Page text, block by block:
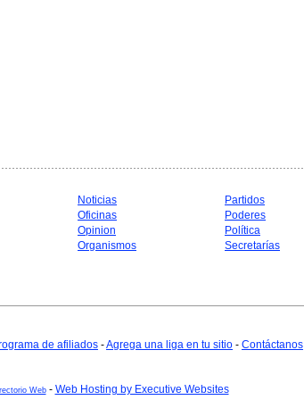
Noticias
Oficinas
Opinion
Organismos
Partidos
Poderes
Política
Secretarías
de afiliados -Agrega una liga en tu sitio - Contáctanos
Web- Web Hosting by Executive Websites